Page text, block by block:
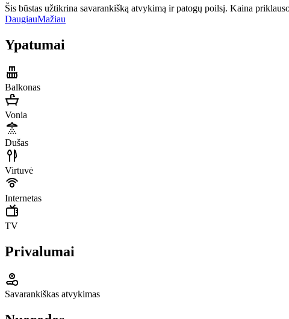
Šis būstas užtikrina savarankišką atvykimą ir patogų poilsį. Kaina
DaugiauMažiau
Ypatumai
Balkonas
Vonia
Dušas
Virtuvė
Internetas
TV
Privalumai
Savarankiškas atvykimas